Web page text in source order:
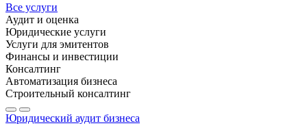
Все услуги
Аудит и оценка
Юридические услуги
Услуги для эмитентов
Финансы и инвестиции
Консалтинг
Автоматизация бизнеса
Строительный консалтинг
Юридический аудит бизнеса